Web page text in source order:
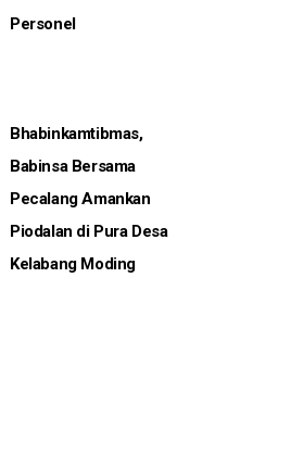
Personel
Bhabinkamtibmas,
Babinsa Bersama
Pecalang Amankan
Piodalan di Pura Desa
Kelabang Moding